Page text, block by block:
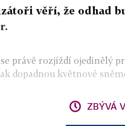
věří, že odhad
se právě rozjíždí ojedinělý
dopadnou květnové
ZBÝVÁ